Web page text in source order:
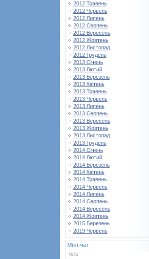
2012 Травень
2012 Червень
2012 Липень
2012 Серпень
2012 Вересень
2012 Жовтень
2012 Листопад
2012 Грудень
2013 Січень
2013 Лютий
2013 Березень
2013 Квітень
2013 Травень
2013 Червень
2013 Липень
2013 Серпень
2013 Вересень
2013 Жовтень
2013 Листопад
2013 Грудень
2014 Січень
2014 Лютий
2014 Березень
2014 Квітень
2014 Травень
2014 Червень
2014 Липень
2014 Серпень
2014 Вересень
2014 Жовтень
2015 Березень
2019 Червень
Міні-чат